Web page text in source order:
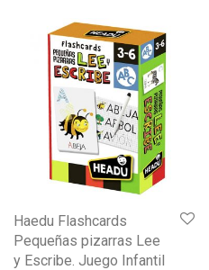
Haedu Flashcards
Pequeñas pizarras Lee
y Escribe. Juego Infantil